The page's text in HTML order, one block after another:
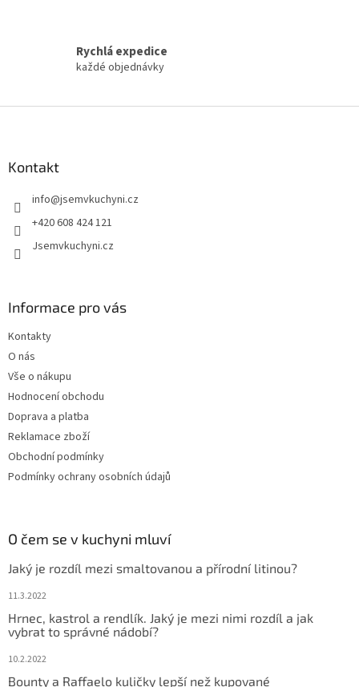
Rychlá expedice
každé objednávky
Kontakt
info@jsemvkuchyni.cz
+420 608 424 121
Jsemvkuchyni.cz
Informace pro vás
Kontakty
O nás
Vše o nákupu
Hodnocení obchodu
Doprava a platba
Reklamace zboží
Obchodní podmínky
Podmínky ochrany osobních údajů
O čem se v kuchyni mluví
Jaký je rozdíl mezi smaltovanou a přírodní litinou?
11.3.2022
Hrnec, kastrol a rendlík. Jaký je mezi nimi rozdíl a jak
vybrat to správné nádobí?
10.2.2022
Bounty a Raffaelo kuličky lepší než kupované